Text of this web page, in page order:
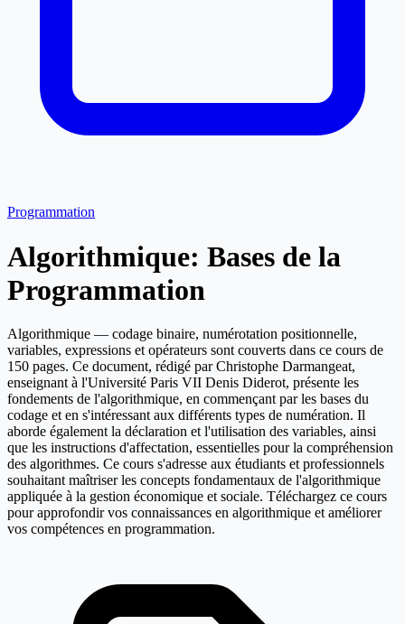
Programmation
Algorithmique: Bases de la
Programmation
Algorithmique — codage binaire, numérotation positionnelle,
variables, expressions et opérateurs sont couverts dans ce cours de
150 pages. Ce document, rédigé par Christophe Darmangeat,
enseignant à l'Université Paris VII Denis Diderot, présente les
fondements de l'algorithmique, en commençant par les bases du
codage et en s'intéressant aux différents types de numération. Il
aborde également la déclaration et l'utilisation des variables, ainsi
que les instructions d'affectation, essentielles pour la compréhension
des algorithmes. Ce cours s'adresse aux étudiants et professionnels
souhaitant maîtriser les concepts fondamentaux de l'algorithmique
appliquée à la gestion économique et sociale. Téléchargez ce cours
pour approfondir vos connaissances en algorithmique et améliorer
vos compétences en programmation.